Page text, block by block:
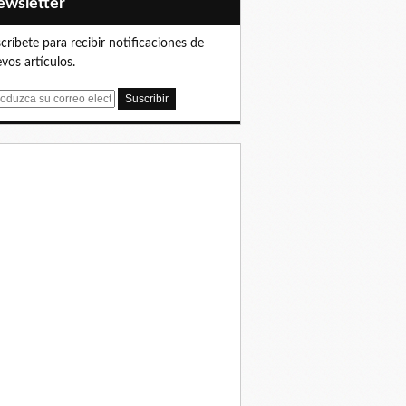
para recibir notificaciones de
artículos.